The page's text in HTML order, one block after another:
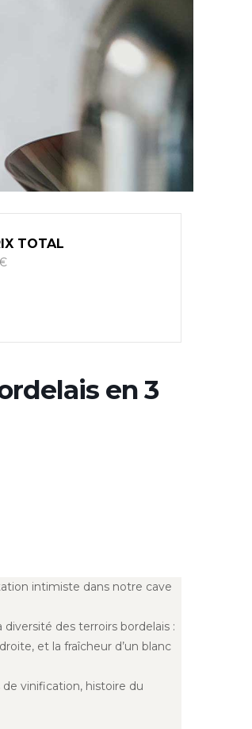
TOTAL
en 3
intimiste dans notre cave
diversité des terroirs bordelais :
et la fraîcheur d’un blanc
vinification, histoire du